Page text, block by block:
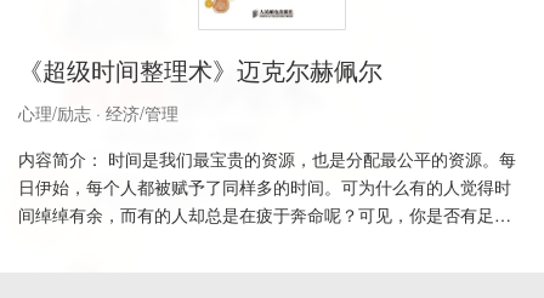
《超级时间整理术》迈克尔赫佩尔
心理/励志 · 经济/管理
内容简介： 时间是我们最宝贵的资源，也是分配最公平的资源。每
日伊始，每个人都被赋予了同样多的时间。可为什么有的人觉得时
间绰绰有余，而有的人却总是在疲于奔命呢？可见，你是否有足够